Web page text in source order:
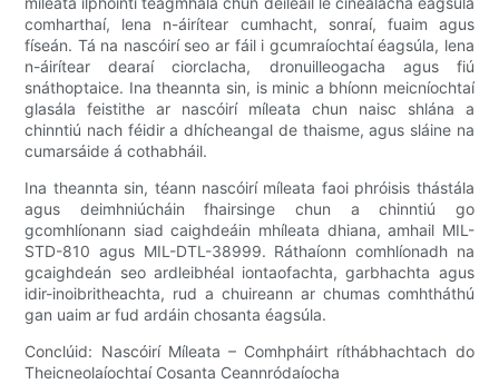
comharthaí, lena n-áirítear cumhacht, sonraí, fuaim agus
físeán. Tá na nascóirí seo ar fáil i gcumraíochtaí éagsúla, lena
n-áirítear dearaí ciorclacha, dronuilleogacha agus fiú
snáthoptaice. Ina theannta sin, is minic a bhíonn meicníochtaí
glasála feistithe ar nascóirí míleata chun naisc shlána a
chinntiú nach féidir a dhícheangal de thaisme, agus sláine na
cumarsáide á cothabháil.
Ina theannta sin, téann nascóirí míleata faoi phróisis thástála
agus deimhniúcháin fhairsinge chun a chinntiú go
gcomhlíonann siad caighdeáin mhíleata dhiana, amhail MIL-
STD-810 agus MIL-DTL-38999. Ráthaíonn comhlíonadh na
gcaighdeán seo ardleibhéal iontaofachta, garbhachta agus
idir-inoibritheachta, rud a chuireann ar chumas comhtháthú
gan uaim ar fud ardáin chosanta éagsúla.
Conclúid: Nascóirí Míleata – Comhpháirt ríthábhachtach do
Theicneolaíochtaí Cosanta Ceannródaíocha